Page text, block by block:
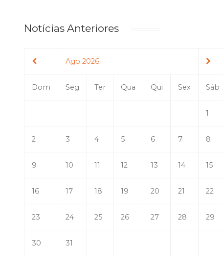
Notícias Anteriores
Ago 2026
Dom Seg Ter Qua Qui Sex Sáb
1
2 3 4 5 6 7 8
9 10 11 12 13 14 15
16 17 18 19 20 21 22
23 24 25 26 27 28 29
30 31